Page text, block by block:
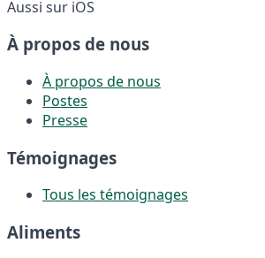
Aussi sur iOS
À propos de nous
À propos de nous
Postes
Presse
Témoignages
Tous les témoignages
Aliments